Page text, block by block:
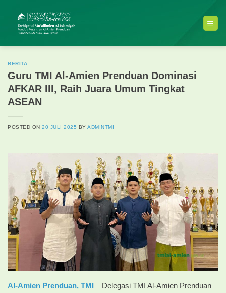
content
BERITA
Guru TMI Al-Amien Prenduan Dominasi
AFKAR III, Raih Juara Umum Tingkat
ASEAN
POSTED ON20 JULI 2025 BYADMINTMI
Al-Amien Prenduan, TMI
– Delegasi TMI Al-Amien Prenduan